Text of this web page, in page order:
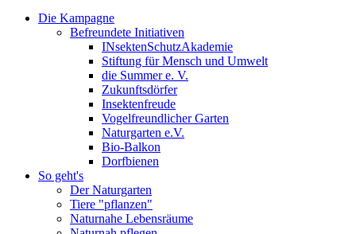
Die Kampagne
Befreundete Initiativen
INsektenSchutzAkademie
Stiftung für Mensch und Umwelt
die Summer e. V.
Zukunftsdörfer
Insektenfreude
Vogelfreundlicher Garten
Naturgarten e.V.
Bio-Balkon
Dorfbienen
So geht's
Der Naturgarten
Tiere "pflanzen"
Naturnahe Lebensräume